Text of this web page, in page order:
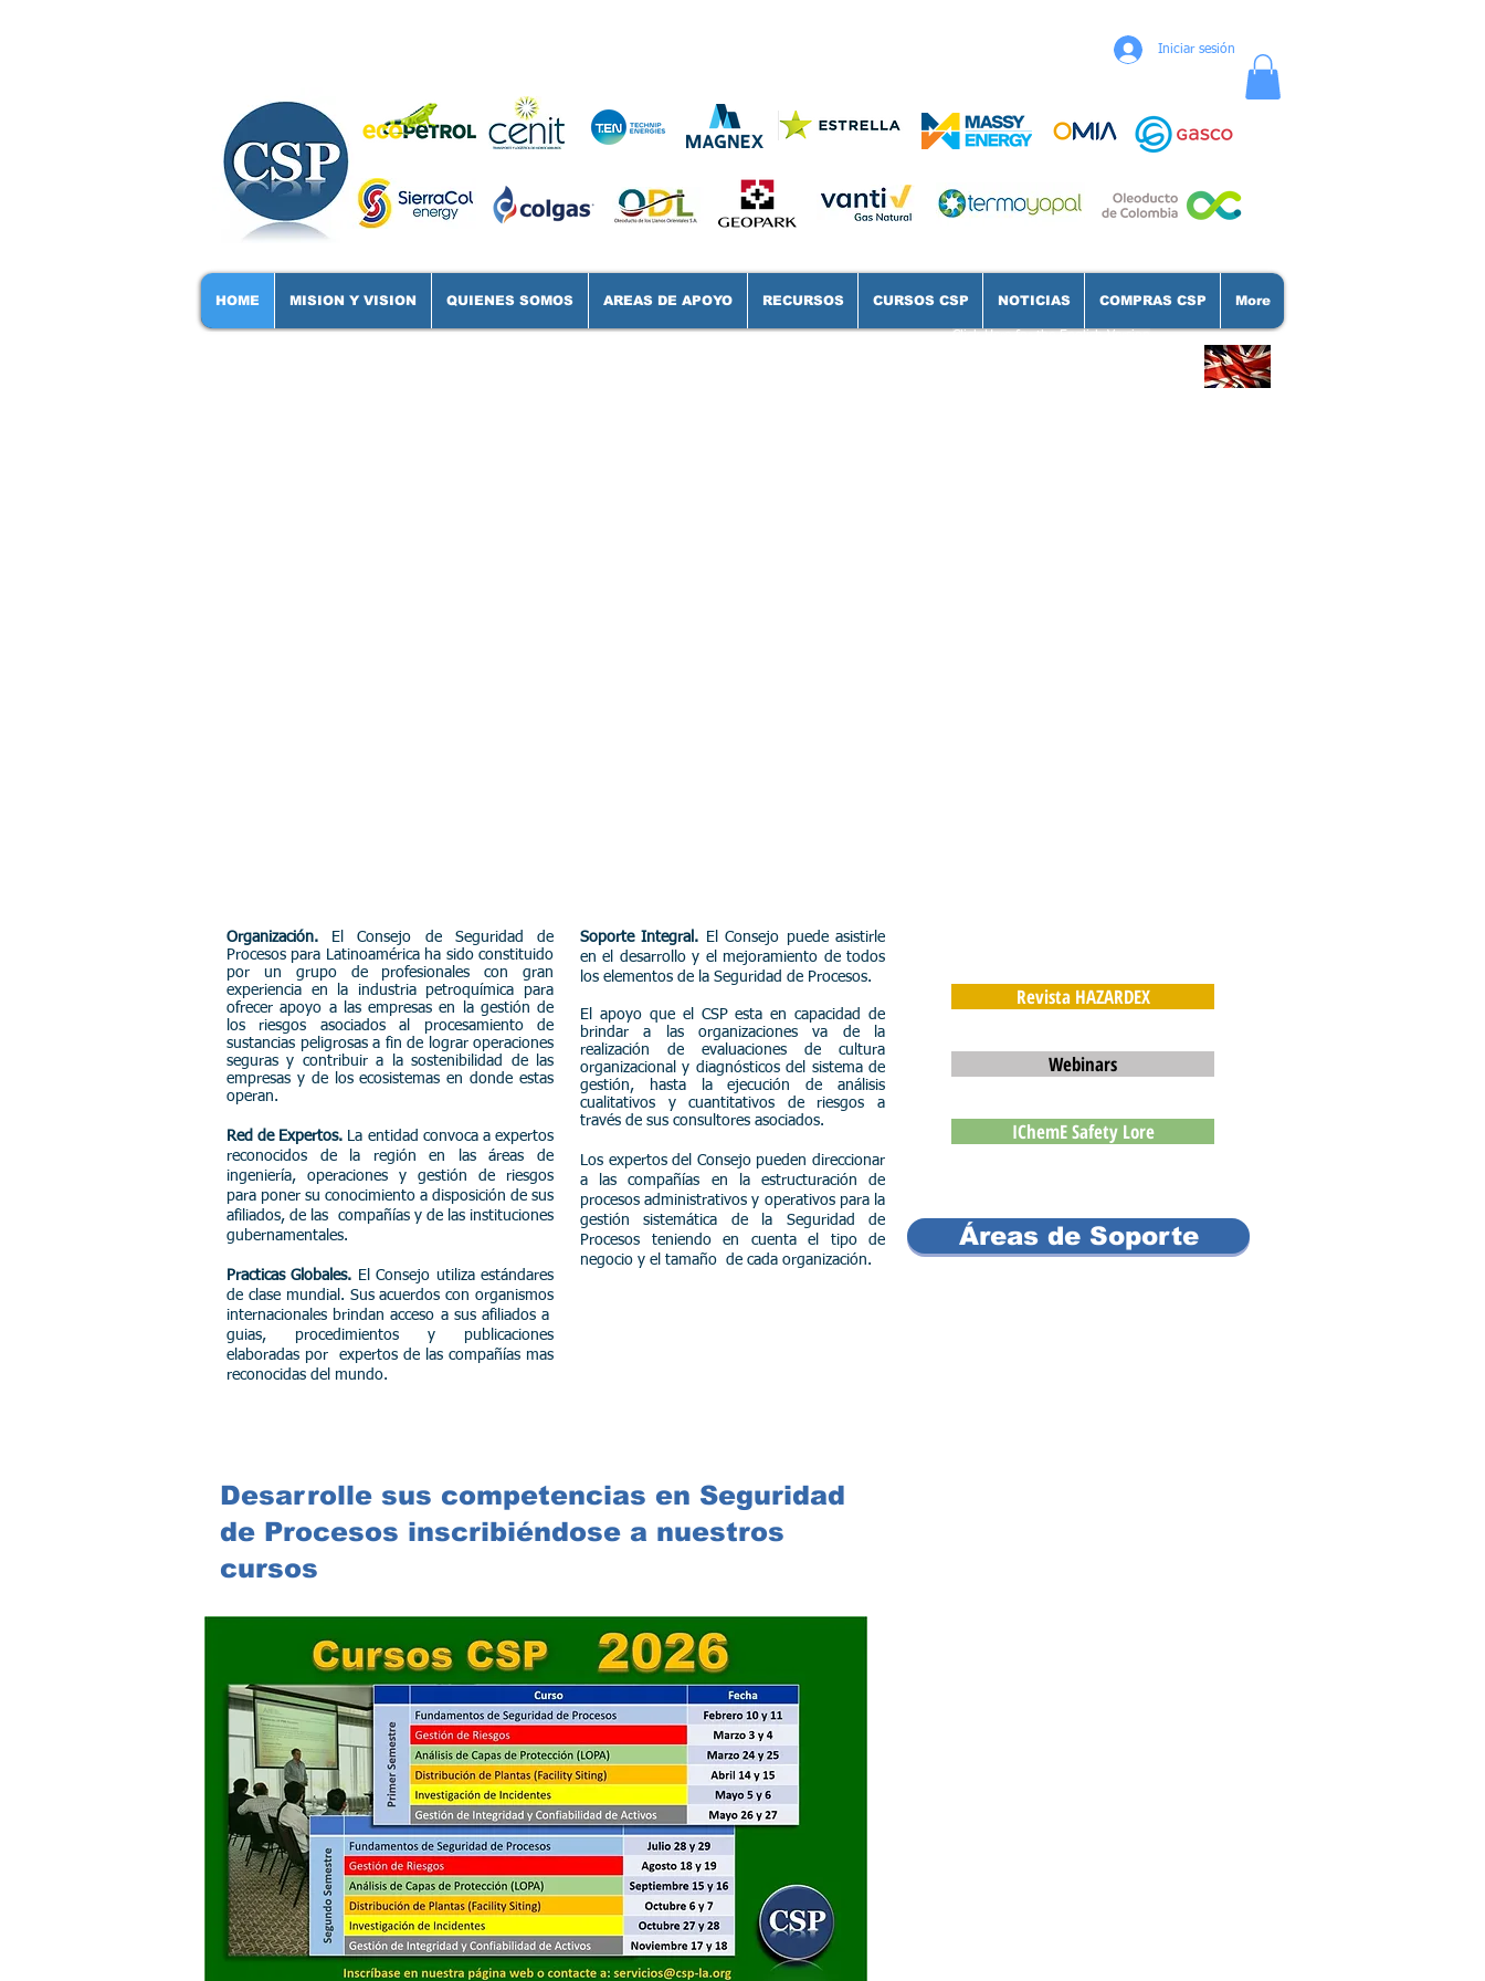
Iniciar sesión
HOME MISION Y VISION QUIENES SOMOS AREAS DE APOYO RECURSOS CURSOS CSP NOTICIAS COMPRAS CSP More
Click Here for the English Version
Organización.
El Consejo de Seguridad de
Procesos para Latinoamérica ha sido constituido
por un grupo de profesionales con gran
experiencia en la industria petroquímica para
ofrecer apoyo a las empresas en la gestión de
los riesgos asociados al procesamiento de
sustancias peligrosas a fin de lograr operaciones
seguras y contribuir a la sostenibilidad de las
empresas y de los ecosistemas en donde estas
operan.
Red de Expertos.
La entidad convoca a expertos
reconocidos de la región en las áreas de
ingeniería, operaciones y gestión de riesgos
para poner su conocimiento a disposición de sus
afiliados, de las compañías y de las instituciones
gubernamentales.
Practicas Globales. El Consejo utiliza estándares
de clase mundial. Sus acuerdos con organismos
internacionales brindan acceso a sus afiliados a
guias, procedimientos y publicaciones
elaboradas por expertos de las compañías mas
reconocidas del mundo.
Soporte Integral. El Consejo puede asistirle
en el desarrollo y el mejoramiento de todos
los elementos de la Seguridad de Procesos.​
El apoyo que el CSP esta en capacidad de
brindar a las organizaciones va de la
realización de evaluaciones de cultura
organizacional y diagnósticos del sistema de
gestión, hasta la ejecución de análisis
cualitativos y cuantitativos de riesgos a
través de sus consultores asociados.
Los expertos del Consejo pueden direccionar
a las compañías en la estructuración de
procesos administrativos y operativos para la
gestión sistemática de la Seguridad de
Procesos teniendo en cuenta el tipo de
negocio y el tamaño de cada organización.
Revista HAZARDEX
Webinars
IChemE Safety Lore
Áreas de Soporte
Desarrolle sus competencias en Seguridad
de Procesos inscribiéndose a nuestros
cursos